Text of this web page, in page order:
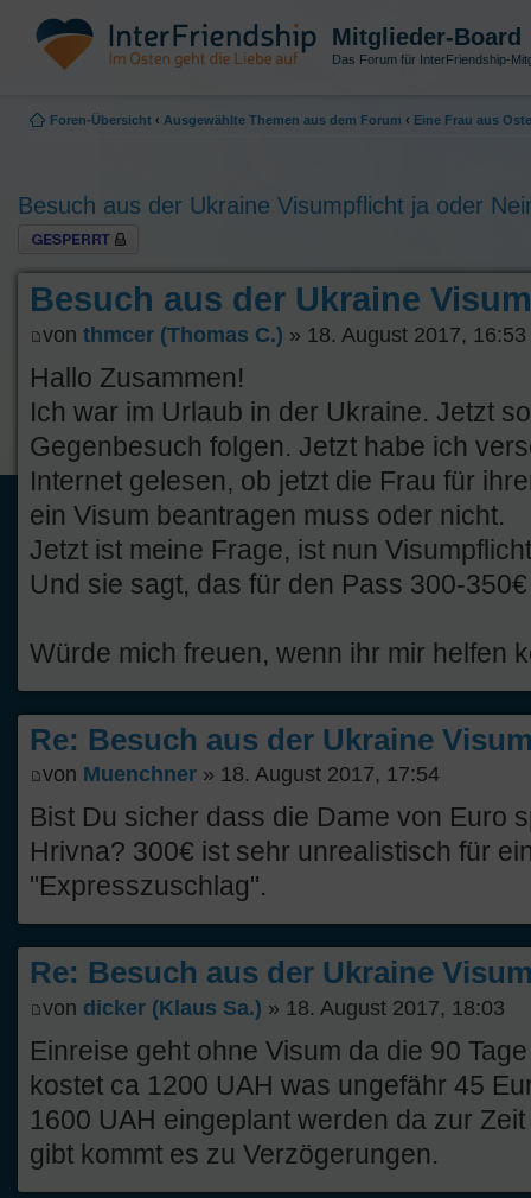
Mitglieder-Board
Das Forum für InterFriendship-
Foren-Übersicht ‹ Ausgewählte Themen aus dem Forum ‹ Eine Frau aus
Besuch aus der Ukraine Visumpflicht ja oder
Thema gesperrt
Besuch aus der Ukraine
von thmcer (Thomas C.) » 18. August 2017, 16:53
Hallo Zusammen!
Ich war im Urlaub in der Ukraine. Jetzt
Gegenbesuch folgen. Jetzt habe ich
Internet gelesen, ob jetzt die Frau für
ein Visum beantragen muss oder nicht.
Jetzt ist meine Frage, ist nun
Und sie sagt, das für den Pass 300-
Würde mich freuen, wenn ihr mir helfen
Re: Besuch aus der Ukraine
von Muenchner » 18. August 2017, 17:54
Bist Du sicher dass die Dame von Euro
Hrivna? 300€ ist sehr unrealistisch für
"Expresszuschlag".
Re: Besuch aus der Ukraine
von dicker (Klaus Sa.) » 18. August 2017, 18:03
Einreise geht ohne Visum da die 90
kostet ca 1200 UAH was ungefähr 45
1600 UAH eingeplant werden da zur
gibt kommt es zu Verzögerungen.